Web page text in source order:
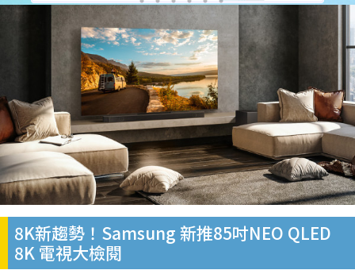
8K新趨勢！Samsung 新推85吋NEO QLED
8K 電視大檢閱